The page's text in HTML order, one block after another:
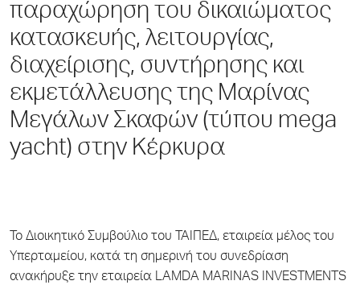
παραχώρηση του δικαιώματος
κατασκευής, λειτουργίας,
διαχείρισης, συντήρησης και
εκμετάλλευσης της Μαρίνας
Μεγάλων Σκαφών (τύπου mega
yacht) στην Κέρκυρα
Το Διοικητικό Συμβούλιο του ΤΑΙΠΕΔ, εταιρεία μέλος του
Υπερταμείου, κατά τη σημερινή του συνεδρίαση
ανακήρυξε την εταιρεία LAMDA MARINAS INVESTMENTS